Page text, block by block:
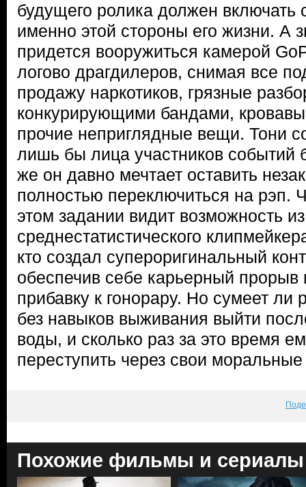
будущего ролика должен включать
именно этой стороны его жизни. А
придется вооружиться камерой
логово драгдилеров, снимая все
продажу наркотиков, грязные
конкурирующими бандами,
прочие неприглядные вещи. Тони
лишь бы лица участников событий
же он давно мечтает оставить
полностью переключиться на рэп.
этом задании видит возможность из
среднестатистического
кто создал супероригинальный
обеспечив себе карьерный
прибавку к гонорару. Но сумеет ли
без навыков выживания выйти
воды, и сколько раз за это время
переступить через свои
Похожие фильмы и сериалы